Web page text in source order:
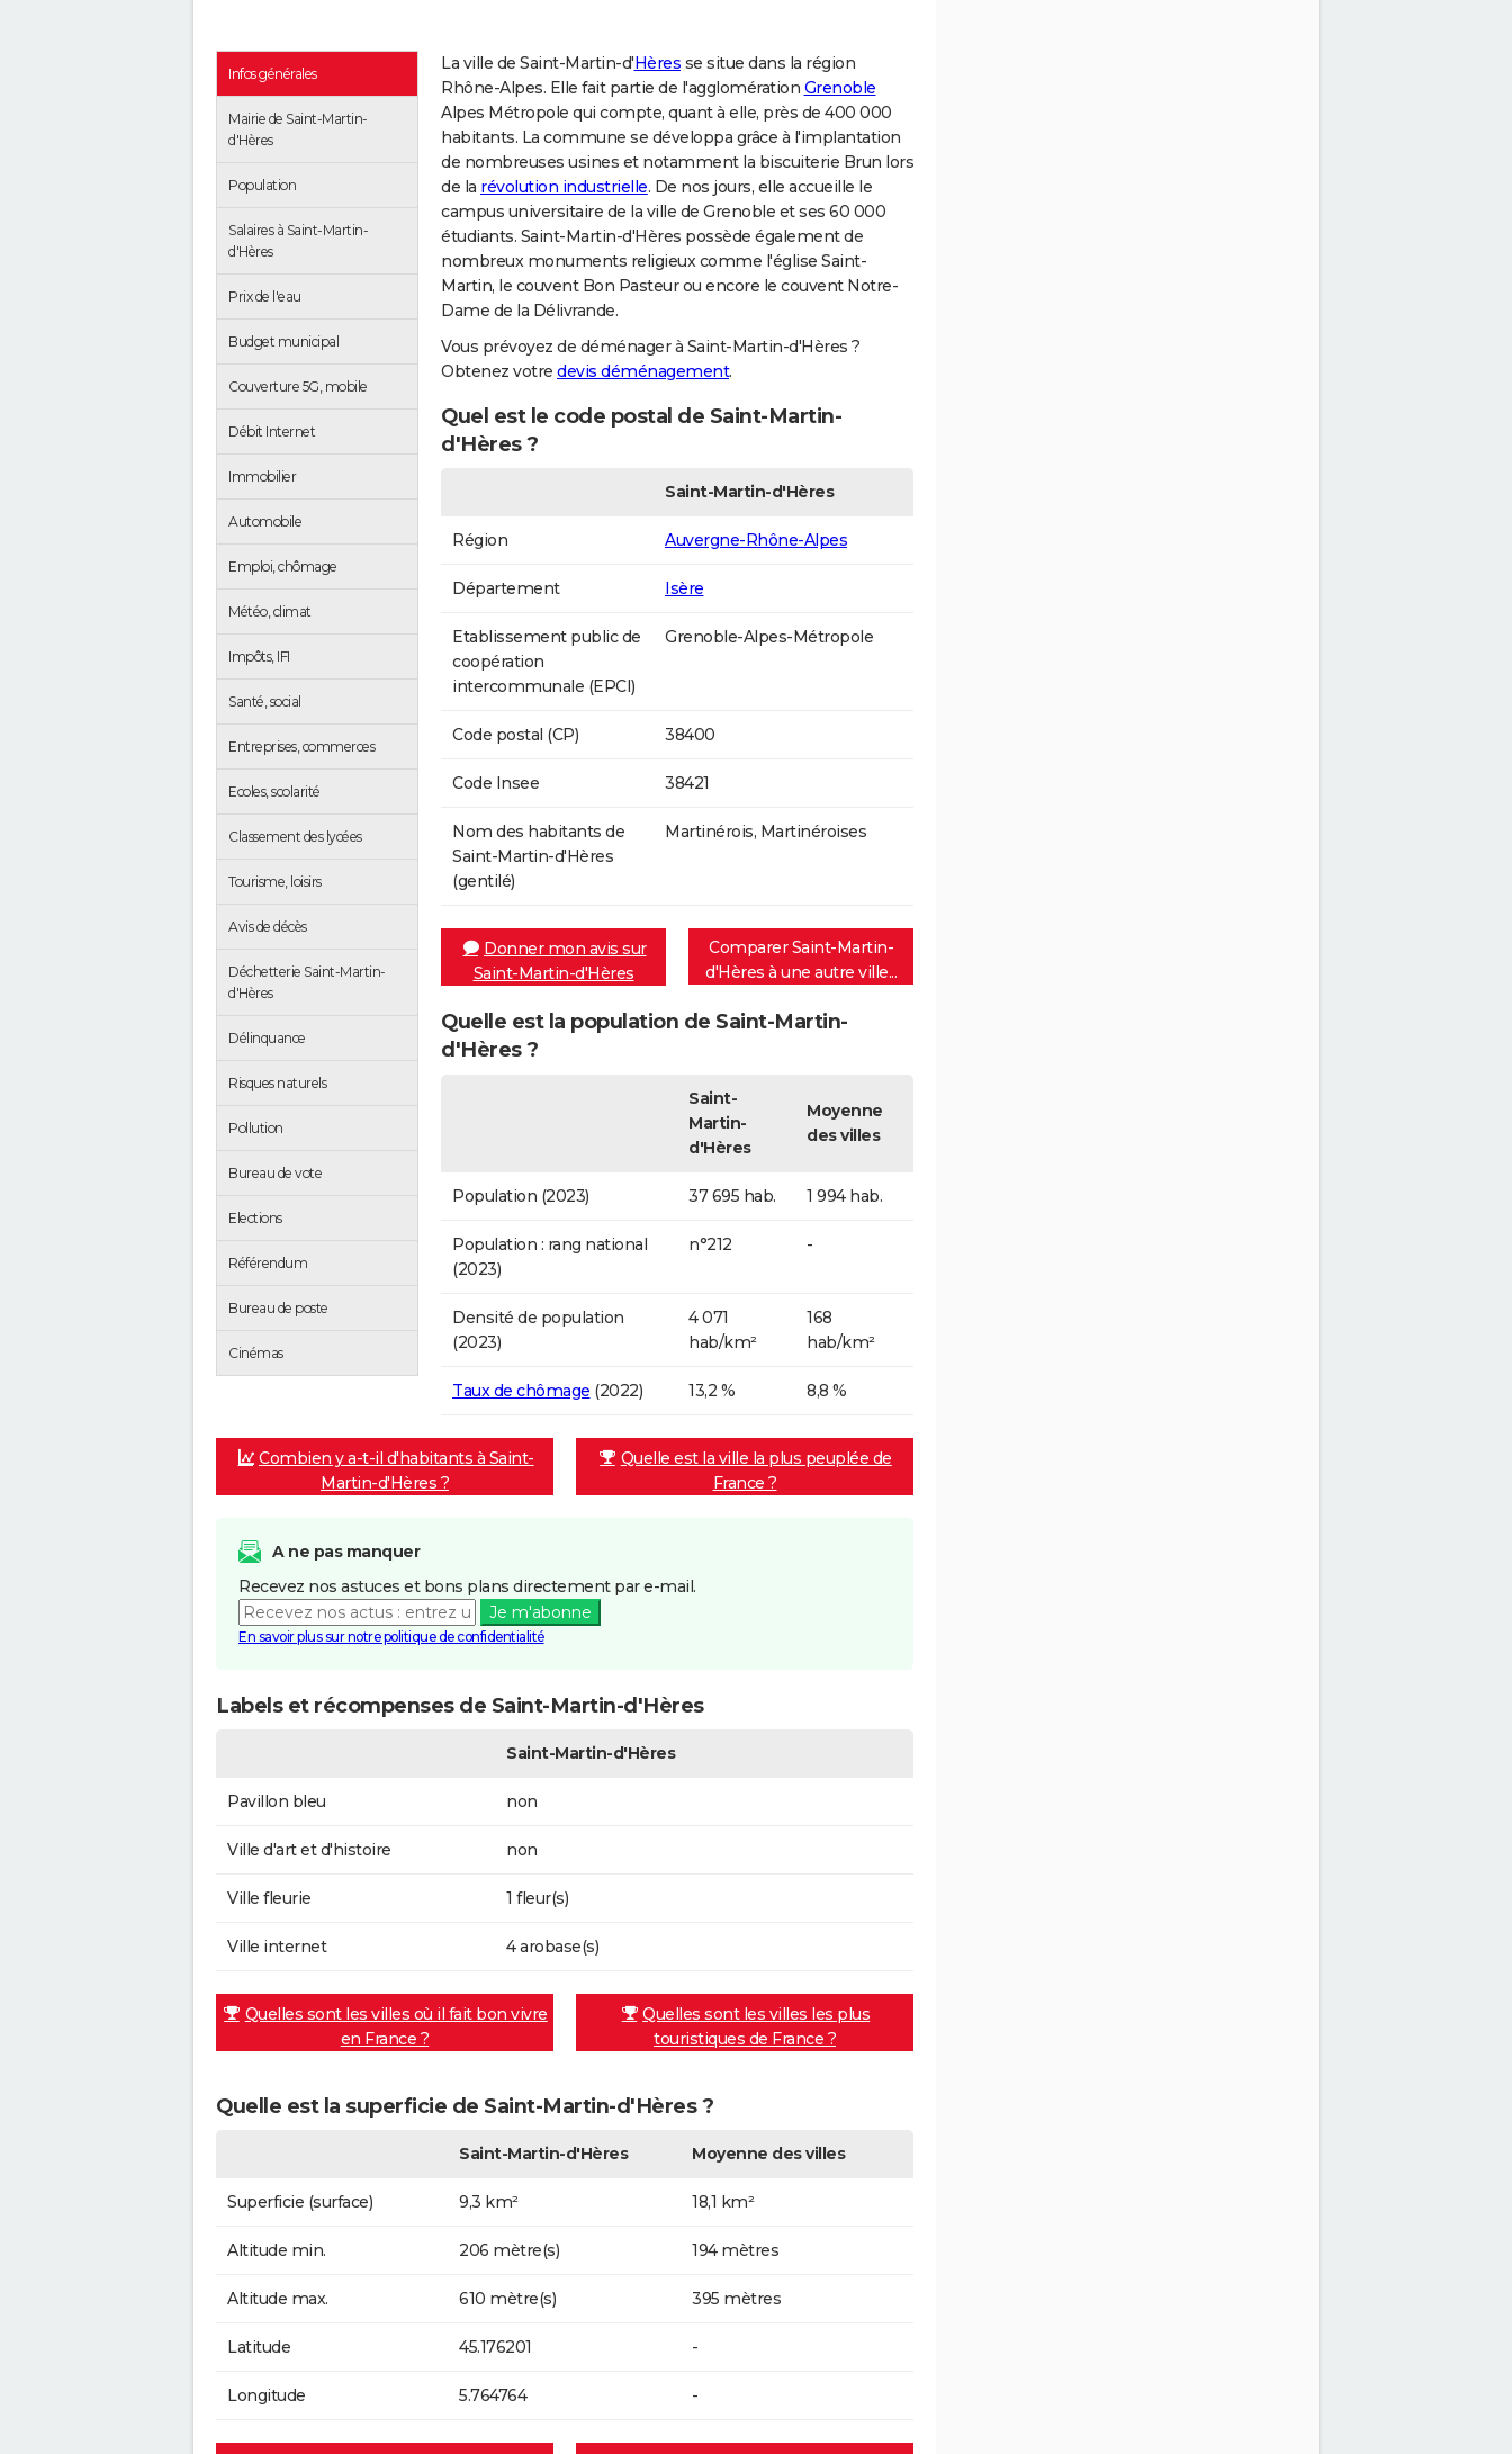
Infos générales
Mairie de Saint-Martin-
d'Hères
Population
Salaires à Saint-Martin-
d'Hères
Prix de l'eau
Budget municipal
Couverture 5G, mobile
Débit Internet
Immobilier
Automobile
Emploi, chômage
Météo, climat
Impôts, IFI
Santé, social
Entreprises, commerces
Ecoles, scolarité
Classement des lycées
Tourisme, loisirs
Avis de décès
Déchetterie Saint-Martin-
d'Hères
Délinquance
Risques naturels
Pollution
Bureau de vote
Elections
Référendum
Bureau de poste
Cinémas
La ville de Saint-Martin-d'Hères se situe dans la région
Rhône-Alpes. Elle fait partie de l'agglomération Grenoble
Alpes Métropole qui compte, quant à elle, près de 400 000
habitants. La commune se développa grâce à l'implantation
de nombreuses usines et notamment la biscuiterie Brun lors
de la révolution industrielle. De nos jours, elle accueille le
campus universitaire de la ville de Grenoble et ses 60 000
étudiants. Saint-Martin-d'Hères possède également de
nombreux monuments religieux comme l'église Saint-
Martin, le couvent Bon Pasteur ou encore le couvent Notre-
Dame de la Délivrande.
Vous prévoyez de déménager à Saint-Martin-d'Hères ?
Obtenez votre devis déménagement.
Quel est le code postal de Saint-Martin-
d'Hères ?
Saint-Martin-d'Hères
Région Auvergne-Rhône-Alpes
Département Isère
Etablissement public de
coopération
intercommunale (EPCI)
Grenoble-Alpes-Métropole
Code postal (CP) 38400
Code Insee 38421
Nom des habitants de
Saint-Martin-d'Hères
(gentilé)
Martinérois, Martinéroises
Donner mon avis sur
Saint-Martin-d'Hères
Comparer Saint-Martin-
d'Hères à une autre ville...
Quelle est la population de Saint-Martin-
d'Hères ?
Saint-
Martin-
d'Hères
Moyenne
des villes
Population (2023) 37 695 hab. 1 994 hab.
Population : rang national
(2023)
n°212 -
Densité de population
(2023)
4 071
hab/km²
168
hab/km²
Taux de chômage (2022) 13,2 % 8,8 %
Combien y a-t-il d'habitants à Saint-
Martin-d'Hères ?
Quelle est la ville la plus peuplée de
France ?
A ne pas manquer
Recevez nos astuces et bons plans directement par e-mail.
Je m'abonne
En savoir plus sur notre politique de confidentialité
Labels et récompenses de Saint-Martin-d'Hères
Saint-Martin-d'Hères
Pavillon bleu non
Ville d'art et d'histoire non
Ville fleurie 1 fleur(s)
Ville internet 4 arobase(s)
Quelles sont les villes où il fait bon vivre
en France ?
Quelles sont les villes les plus
touristiques de France ?
Quelle est la superficie de Saint-Martin-d'Hères ?
Saint-Martin-d'Hères Moyenne des villes
Superficie (surface) 9,3 km² 18,1 km²
Altitude min. 206 mètre(s) 194 mètres
Altitude max. 610 mètre(s) 395 mètres
Latitude 45.176201 -
Longitude 5.764764 -